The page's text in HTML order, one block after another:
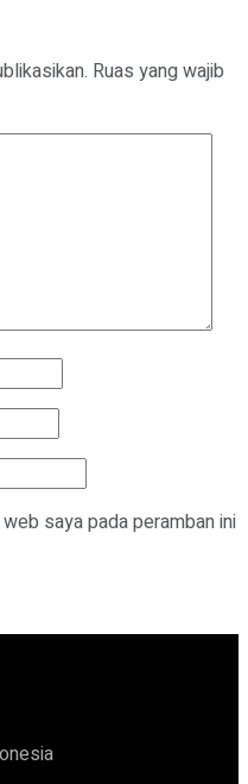
Ruas yang wajib
saya pada peramban ini